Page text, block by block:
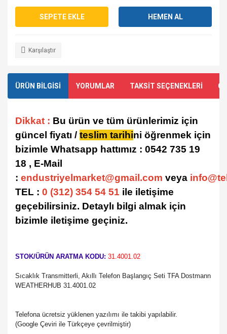
SEPETE EKLE HEMEN AL
Karşılaştır
ÜRÜN BİLGİSİ YORUMLAR TAKSİT SEÇENEKLERİ
Dikkat : Bu ürün ve tüm ürünlerimiz için
güncel fiyatı / teslim tarihini öğrenmek için
bizimle Whatsapp hattımız : 0542 735 19
18 , E-Mail
: endustriyelmarket@gmail.com veya
TEL : 0 (312) 354 54 51 ile iletişime
geçebilirsiniz. Detaylı bilgi almak için
bizimle iletişime geçiniz.
STOK/ÜRÜN ARATMA KODU: 31.4001.02
Sıcaklık Transmitterli, Akıllı Telefon Başlangıç Seti TFA Dostmann
WEATHERHUB 31.4001.02
Telefona ücretsiz yüklenen yazılımı ile takibi yapılabilir.
(Google Çeviri ile Türkçeye çevrilmiştir)